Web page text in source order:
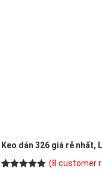
Keo dán 326 giá rẻ
(8 customer